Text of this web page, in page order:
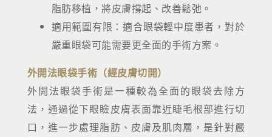
脂肪移植，將皮膚撐起、改善鬆弛。
適用範圍有限：適合眼袋輕中度患者，對於
嚴重眼袋可能需要更全面的手術方案。
外開法眼袋手術（經皮膚切開）
外開法眼袋手術是一種較為全面的眼袋去除方
法，通過從下眼瞼皮膚表面靠近睫毛根部進行切
口，進一步處理脂肪、皮膚及肌肉層，是針對嚴